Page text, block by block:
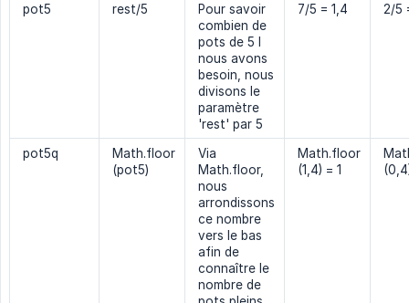
pot5
rest/5
Pour savoir
combien de
pots de 5 l
nous avons
besoin, nous
divisons le
paramètre
'rest' par 5
7/5 = 1,4 2/5
pot5q
Math.floor
(pot5)
Via
Math.floor,
nous
arrondissons
ce nombre
vers le bas
afin de
connaître le
nombre de
Math.floor
(1,4) = 1